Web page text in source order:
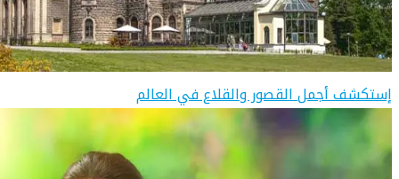
إستكشف أجمل القصور والقلاع في العالم